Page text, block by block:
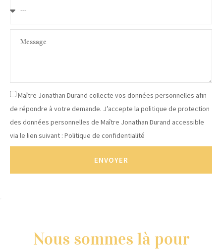
Maître Jonathan Durand collecte vos données personnelles afin
de répondre à votre demande. J’accepte la politique de protection
des données personnelles de Maître Jonathan Durand accessible
via le lien suivant : Politique de confidentialité
ENVOYER
Nous sommes là pour